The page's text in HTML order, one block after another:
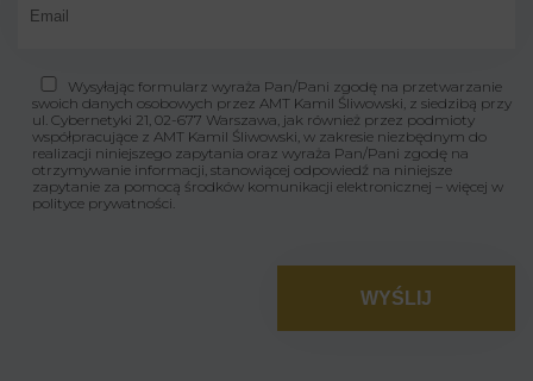
Wysyłając formularz wyraża Pan/Pani zgodę na przetwarzanie
swoich danych osobowych przez AMT Kamil Śliwowski, z siedzibą przy
ul. Cybernetyki 21, 02-677 Warszawa, jak również przez podmioty
współpracujące z AMT Kamil Śliwowski, w zakresie niezbędnym do
realizacji niniejszego zapytania oraz wyraża Pan/Pani zgodę na
otrzymywanie informacji, stanowiącej odpowiedź na niniejsze
zapytanie za pomocą środków komunikacji elektronicznej – więcej w
polityce prywatności.